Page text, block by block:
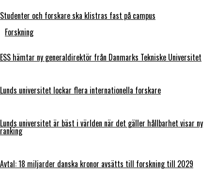
Studenter och forskare ska klistras fast på campus
Forskning
ESS hämtar ny generaldirektör från Danmarks Tekniske Universitet
Lunds universitet lockar flera internationella forskare
Lunds universitet är bäst i världen när det gäller hållbarhet visar ny
ranking
Avtal: 18 miljarder danska kronor avsätts till forskning till 2029